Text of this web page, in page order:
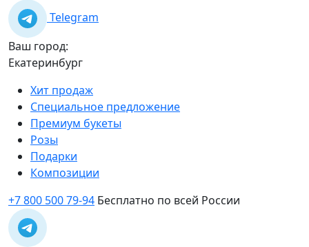
Telegram
Ваш город:
Екатеринбург
Хит продаж
Специальное предложение
Премиум букеты
Розы
Подарки
Композиции
+7 800 500 79-94 Бесплатно по всей России